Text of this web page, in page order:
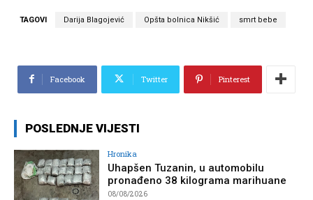
TAGOVI Darija Blagojević Opšta bolnica Nikšić smrt bebe
Facebook Twitter Pinterest
POSLEDNJE VIJESTI
Hronika
Uhapšen Tuzanin, u automobilu
pronađeno 38 kilograma marihuane
08/08/2026